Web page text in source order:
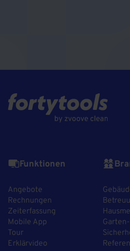
Funktionen
Angebote
Rechnungen
Zeiterfassung
Mobile App
Tour
Erklärvideo